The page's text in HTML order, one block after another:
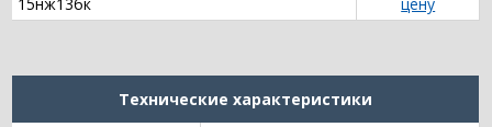
15нж13бк
цену
Технические характеристики